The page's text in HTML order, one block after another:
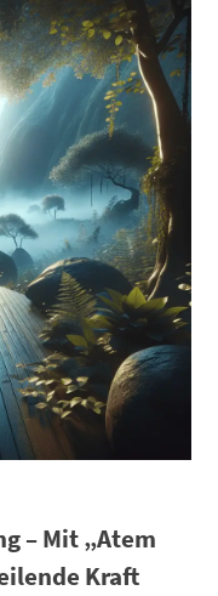
– Mit „Atem
Kraft